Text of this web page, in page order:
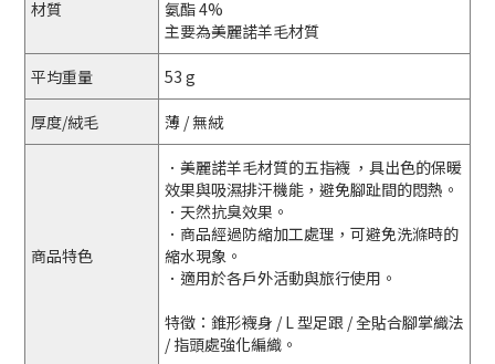
材質
氨酯 4%
主要為美麗諾羊毛材質
平均重量 53 g
厚度/絨毛 薄 / 無絨
商品特色
．美麗諾羊毛材質的五指襪 ，具出色的保暖
效果與吸濕排汗機能，避免腳趾間的悶熱。
．天然抗臭效果。
．商品經過防縮加工處理，可避免洗滌時的
縮水現象。
．適用於各戶外活動與旅行使用。
特徵：錐形襪身 / L 型足跟 / 全貼合腳掌織法
/ 指頭處強化編織。